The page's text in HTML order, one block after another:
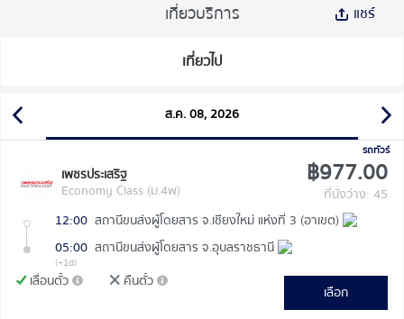
เที่ยวบริการ แชร์
เที่ยวไป
ส.ค. 08, 2026
รถทัวร์
เพชรประเสริฐ
Economy Class (ม.4พ)
฿977.00
ที่นั่งว่าง: 45
12:00 สถานีขนส่งผู้โดยสาร จ.เชียงใหม่ แห่งที่ 3 (อาเขต)
05:00 สถานีขนส่งผู้โดยสาร จ.อุบลราชธานี
(+1d)
เลื่อนตั๋ว คืนตั๋ว
เลือก